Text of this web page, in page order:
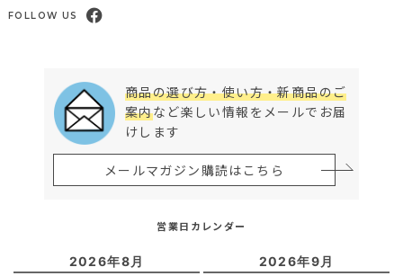
FOLLOW US
商品の選び方・使い方・新商品のご
案内など楽しい情報をメールでお届
けします
メールマガジン購読はこちら
営業日カレンダー
2026年8月 2026年9月